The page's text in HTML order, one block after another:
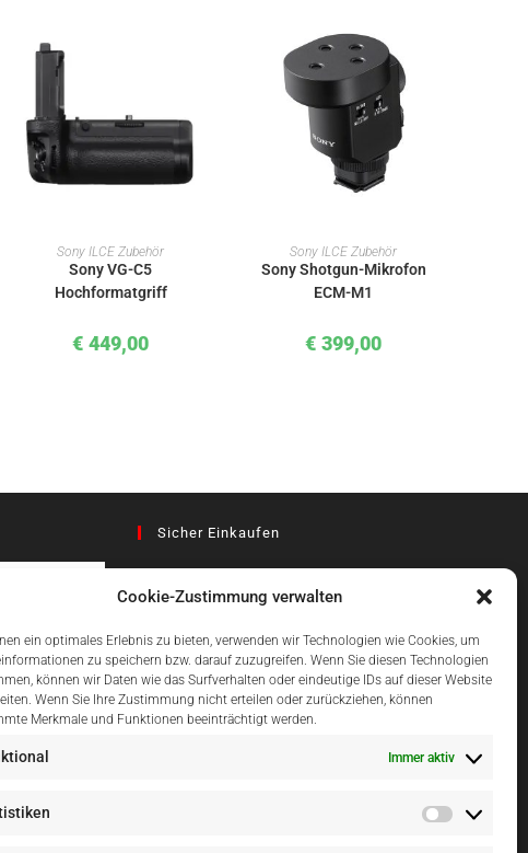
Cookie-Zustimmung verwalten
ein optimales Erlebnis zu bieten, verwenden wir Technologien wie Cookies, um
zu speichern bzw. darauf zuzugreifen. Wenn Sie diesen Technologien
können wir Daten wie das Surfverhalten oder eindeutige IDs auf dieser Website
Wenn Sie Ihre Zustimmung nicht erteilen oder zurückziehen, können
Merkmale und Funktionen beeinträchtigt werden.
Immer aktiv
IN DEN WARENKORB
Sony ILCE Zubehör
Sony VG-C5
Hochformatgriff
€ 449,00
IN DEN WARENKORB
Sony ILCE Zubehör
Sony Shotgun-Mikrofon
ECM-M1
€ 399,00
Sicher Einkaufen
Einfach Online Bezahlen